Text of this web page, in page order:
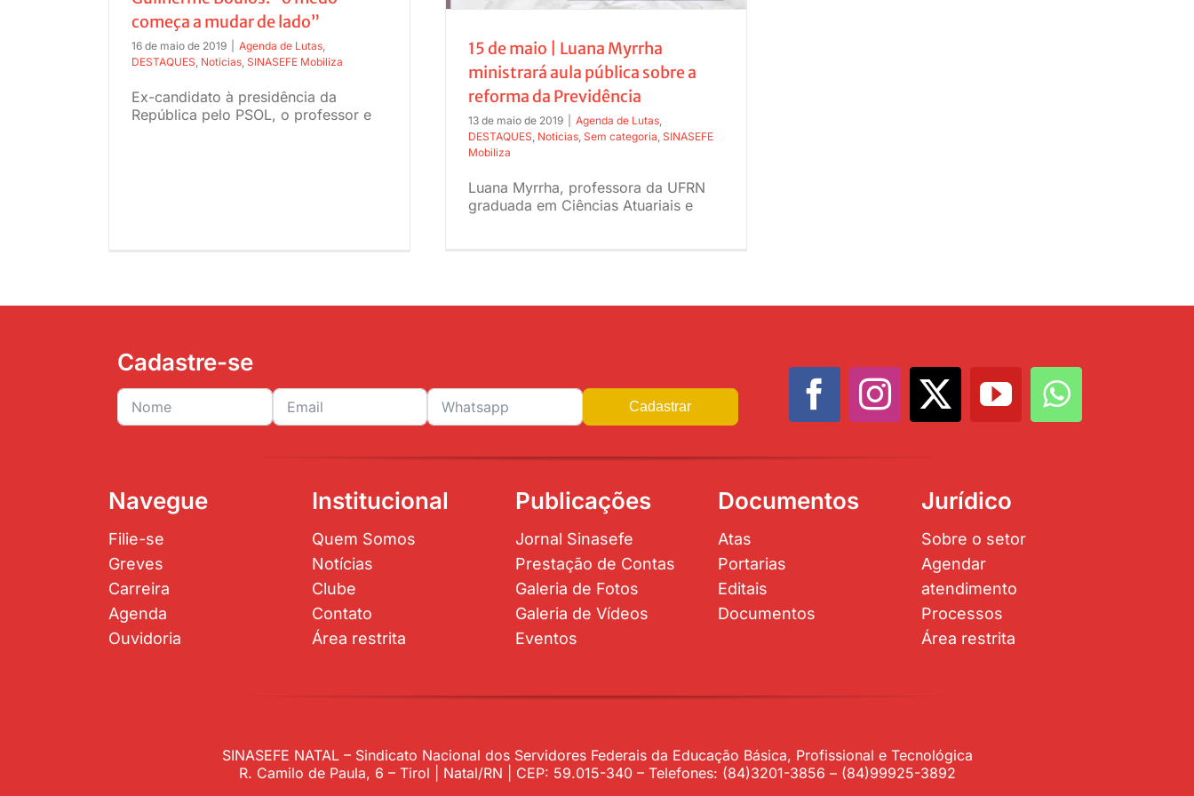
começa a mudar de lado”
16 de maio de 2019 Agenda de Lutas,
DESTAQUES, Noticias, SINASEFE Mobiliza
Ex-candidato à presidência da
República pelo PSOL, o professor e
15 de maio | Luana Myrrha
ministrará aula pública sobre a
reforma da Previdência
13 de maio de 2019 Agenda de Lutas
DESTAQUES Noticias Sem categoria SINASEFE
Mobiliza
Luana Myrrha, professora da UFRN
graduada em Ciências Atuariais e
Cadastre-se
Cadastrar
Navegue
Filie-se
Greves
Carreira
Agenda
Ouvidoria
Institucional
Quem Somos
Notícias
Clube
Contato
Área restrita
Publicações
Jornal Sinasefe
Prestação de Contas
Galeria de Fotos
Galeria de Vídeos
Eventos
Documentos
Atas
Portarias
Editais
Documentos
Jurídico
Sobre o setor
Agendar
atendimento
Processos
Área restrita
SINASEFE NATAL – Sindicato Nacional dos Servidores Federais da Educação Básica, Profissional e Tecnológica
R. Camilo de Paula, 6 – Tirol | Natal/RN | CEP: 59.015-340 – Telefones: (84)3201-3856 – (84)99925-3892